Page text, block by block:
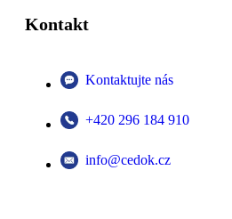
Kontakt
Kontaktujte nás
+420 296 184 910
info@cedok.cz